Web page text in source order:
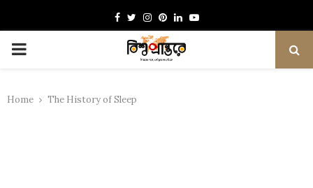
Facebook
TwitterInstagram
Pinterest
LinkedinYoutube
PRIMARY
Home The History of Sleep